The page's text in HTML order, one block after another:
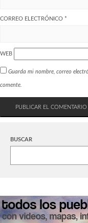
CORREO ELECTRÓNICO *
WEB
Guarda mi nombre, correo
comente.
BUSCAR